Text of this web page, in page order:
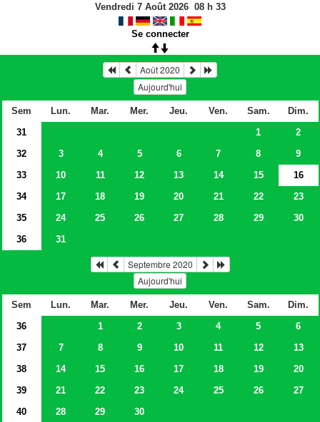
Vendredi 7 Août 2026 08h 33
Se connecter
Août 2020
Aujourd'hui
Sem Lun. Mar. Mer. Jeu. Ven. Sam.
Dim.
31
1
2
32
3 4 5 6 7 8
9
33
10 11 12 13 14 15
16
34
17 18 19 20 21 22
23
35
24 25 26 27 28 29
30
36
31
Septembre 2020
Aujourd'hui
Sem Lun. Mar. Mer. Jeu. Ven. Sam.
Dim.
36
1 2 3 4 5
6
37
7 8 9 10 11 12
13
38
14 15 16 17 18 19
20
39
21 22 23 24 25 26
27
40
28 29 30